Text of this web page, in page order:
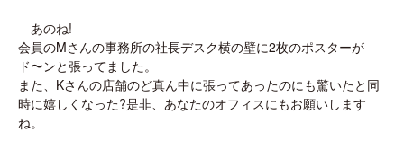
あのね!
会員のMさんの事務所の社長デスク横の壁に2枚のポスターが
ド〜ンと張ってました。
また、Kさんの店舗のど真ん中に張ってあったのにも驚いたと同
時に嬉しくなった?是非、あなたのオフィスにもお願いします
ね。